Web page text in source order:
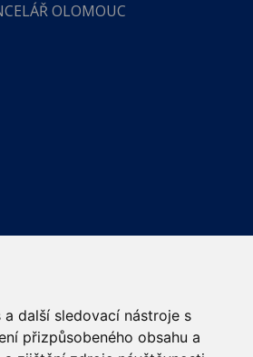
další sledovací nástroje s
přizpůsobeného obsahu a
OLOMOUC